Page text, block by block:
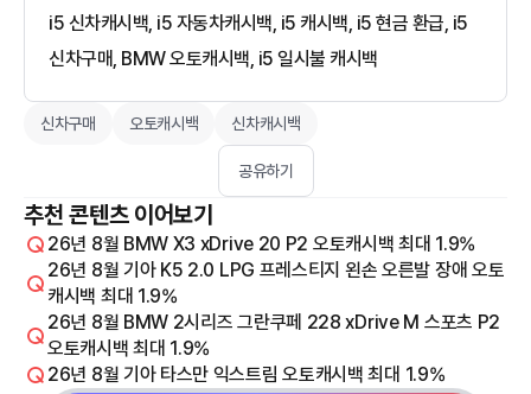
i5 신차캐시백, i5 자동차캐시백, i5 캐시백, i5 현금 환급, i5
신차구매, BMW 오토캐시백, i5 일시불 캐시백
신차구매 오토캐시백 신차캐시백
공유하기
추천 콘텐츠 이어보기
26년 8월 BMW X3 xDrive 20 P2 오토캐시백 최대 1.9%
26년 8월 기아 K5 2.0 LPG 프레스티지 왼손 오른발 장애 오토
캐시백 최대 1.9%
26년 8월 BMW 2시리즈 그란쿠페 228 xDrive M 스포츠 P2
오토캐시백 최대 1.9%
26년 8월 기아 타스만 익스트림 오토캐시백 최대 1.9%